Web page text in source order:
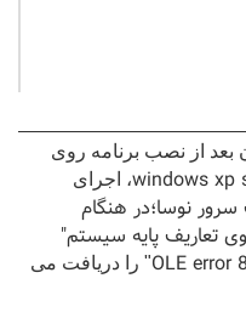
بعد از نصب برنامه روی
windows xp، اجرای
نوسا؛در هنگام
تعاریف پایه سیستم"
OLE error" را دریافت می